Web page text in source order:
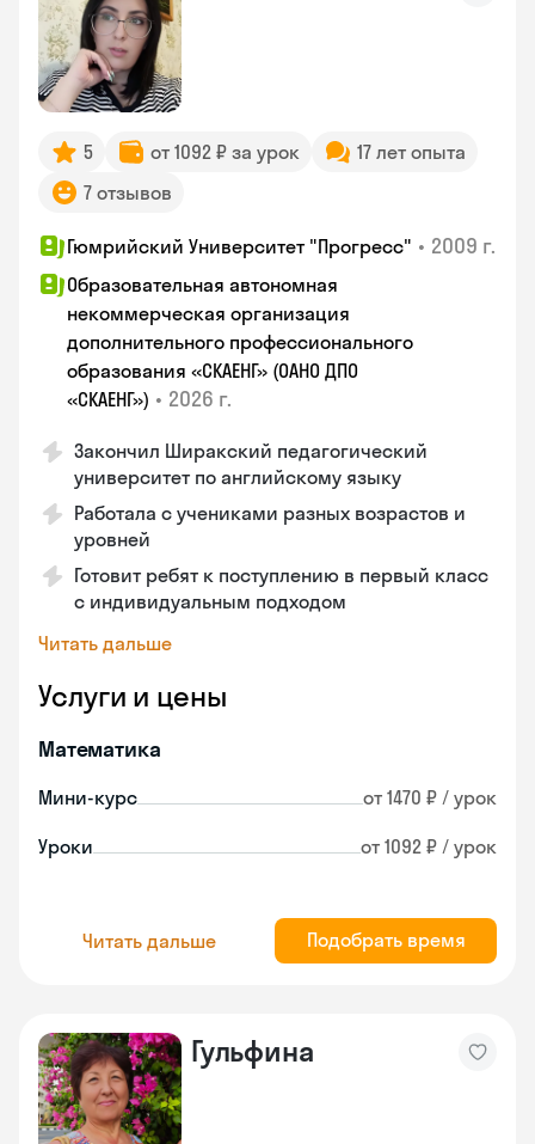
5 от 1092 ₽ за урок
17 лет опыта
7 отзывов
Гюмрийский Университет "Прогресс" • 2009 г.
Образовательная автономная
некоммерческая организация
дополнительного профессионального
образования «СКАЕНГ» (ОАНО ДПО
«СКАЕНГ») • 2026 г.
Закончил Ширакский педагогический
университет по английскому языку
Работала с учениками разных возрастов и
уровней
Готовит ребят к поступлению в первый класс
с индивидуальным подходом
Читать дальше
Услуги и цены
Математика
Мини-курс от 1470 ₽ / урок
Уроки от 1092 ₽ / урок
Читать дальше Подобрать время
Гульфина